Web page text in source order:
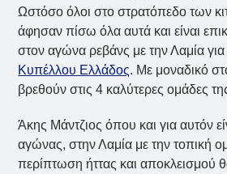
Ωστόσο όλοι στο στρατόπεδο των
άφησαν πίσω όλα αυτά και είναι
στον αγώνα ρεβάνς με την Λαμία για
Κυπέλλου Ελλάδος. Με μοναδικό
βρεθούν στις 4 καλύτερες ομάδες
Άκης Μάντζιος όπου και για αυτόν
αγώνας, στην Λαμία με την τοπική
περίπτωση ήττας και αποκλεισμού